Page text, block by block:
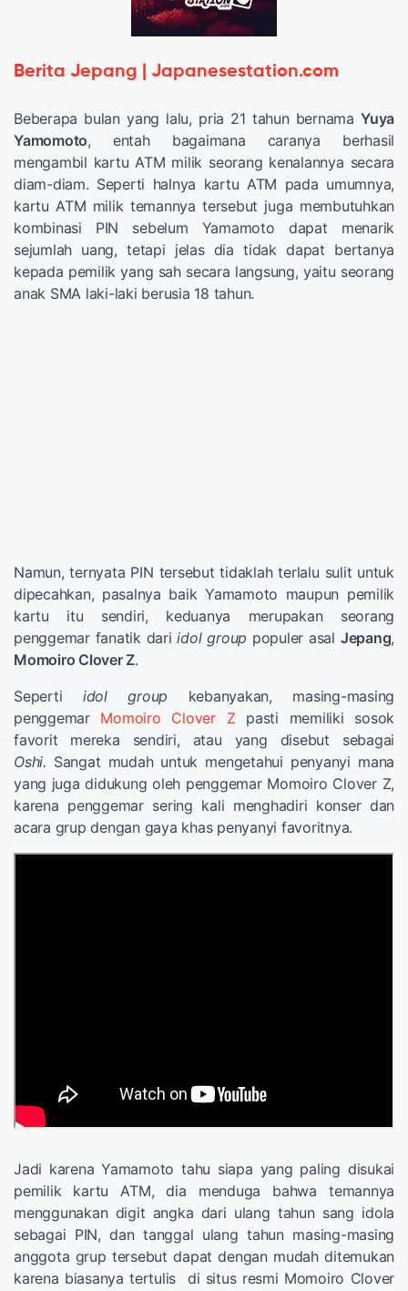
Berita Jepang | Japanesestation.com
Beberapa bulan yang lalu, pria 21 tahun bernama Yuya
Yamomoto, entah bagaimana caranya berhasil
mengambil kartu ATM milik seorang kenalannya secara
diam-diam. Seperti halnya kartu ATM pada umumnya,
kartu ATM milik temannya tersebut juga membutuhkan
kombinasi PIN sebelum Yamamoto dapat menarik
sejumlah uang, tetapi jelas dia tidak dapat bertanya
kepada pemilik yang sah secara langsung, yaitu seorang
anak SMA laki-laki berusia 18 tahun.
Namun, ternyata PIN tersebut tidaklah terlalu sulit untuk
dipecahkan, pasalnya baik Yamamoto maupun pemilik
kartu itu sendiri, keduanya merupakan seorang
penggemar fanatik dariidol group populer asal Jepang,
Momoiro Clover Z.
Seperti idol group kebanyakan, masing-masing
penggemar Momoiro Clover Z pasti memiliki sosok
favorit mereka sendiri, atau yang disebut sebagai
Oshi. Sangat mudah untuk mengetahui penyanyi mana
yang juga didukung oleh penggemar Momoiro Clover Z,
karena penggemar sering kali menghadiri konser dan
acara grup dengan gaya khas penyanyi favoritnya.
Jadi karena Yamamoto tahu siapa yang paling disukai
pemilik kartu ATM, dia menduga bahwa temannya
menggunakan digit angka dari ulang tahun sang idola
sebagai PIN, dan tanggal ulang tahun masing-masing
anggota grup tersebut dapat dengan mudah ditemukan
karena biasanya tertulis di situs resmi Momoiro Clover